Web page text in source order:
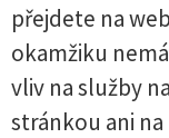
přejdete na
okamžiku
vliv na služby
stránkou ani